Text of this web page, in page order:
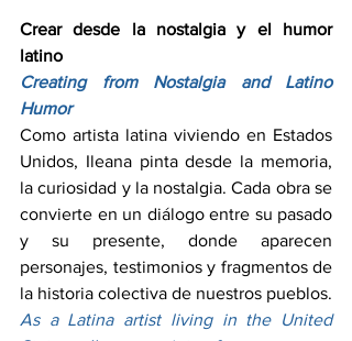
Crear desde la nostalgia y el humor
latino
Creating from Nostalgia and Latino
Humor
Como artista latina viviendo en Estados
Unidos, Ileana pinta desde la memoria,
la curiosidad y la nostalgia. Cada obra se
convierte en un diálogo entre su pasado
y su presente, donde aparecen
personajes, testimonios y fragmentos de
la historia colectiva de nuestros pueblos.
As a Latina artist living in the United